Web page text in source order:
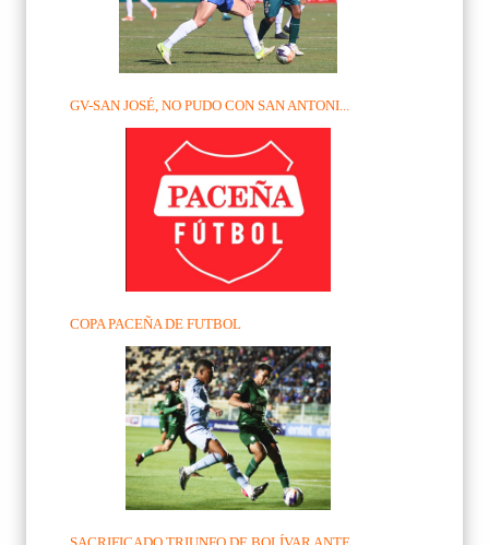
GV-SAN JOSÉ, NO PUDO CON SAN ANTONI...
COPA PACEÑA DE FUTBOL